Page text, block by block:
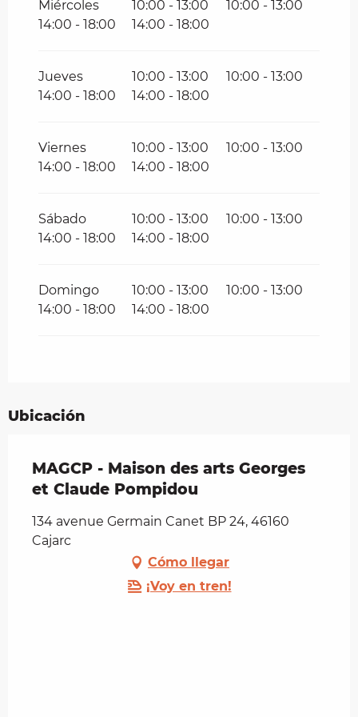
Miércoles 10:00 - 13:00
10:00 - 13:00
14:00 - 18:00
14:00 - 18:00
Jueves 10:00 - 13:00
10:00 - 13:00
14:00 - 18:00
14:00 - 18:00
Viernes 10:00 - 13:00
10:00 - 13:00
14:00 - 18:00
14:00 - 18:00
Sábado 10:00 - 13:00
10:00 - 13:00
14:00 - 18:00
14:00 - 18:00
Domingo 10:00 - 13:00
10:00 - 13:00
14:00 - 18:00
14:00 - 18:00
Ubicación
MAGCP - Maison des arts Georges
et Claude Pompidou
134 avenue Germain Canet BP 24, 46160
Cajarc
Cómo llegar
¡Voy en tren!